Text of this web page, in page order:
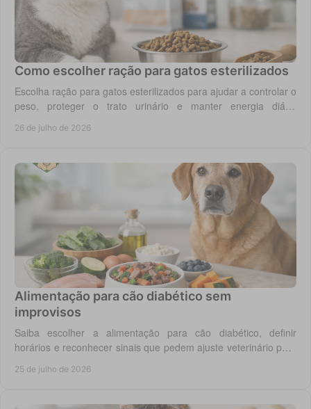
Como escolher ração para gatos esterilizados
Escolha ração para gatos esterilizados para ajudar a controlar o
peso, proteger o trato urinário e manter energia diária
26 de julho de 2026
Alimentação para cão diabético sem
improvisos
Saiba escolher a alimentação para cão diabético, definir
horários e reconhecer sinais que pedem ajuste veterinário para
25 de julho de 2026